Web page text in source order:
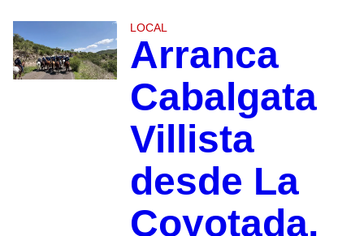
LOCAL
Arranca
Cabalgata
Villista
desde La
Coyotada,